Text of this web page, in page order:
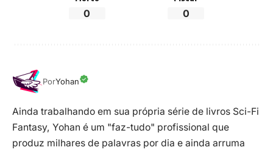
0 0
PorYohan
Ainda trabalhando em sua própria série de livros Sci-Fi
Fantasy, Yohan é um "faz-tudo" profissional que
produz milhares de palavras por dia e ainda arruma